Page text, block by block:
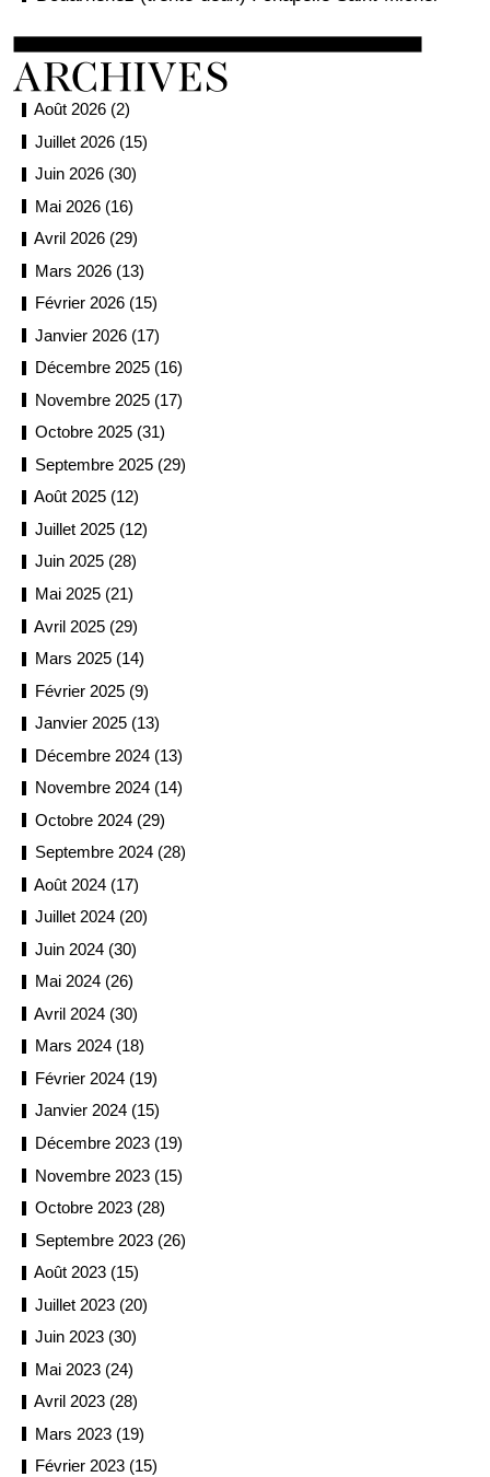
Août 2026 (2)
Juillet 2026 (15)
Juin 2026 (30)
Mai 2026 (16)
Avril 2026 (29)
Mars 2026 (13)
Février 2026 (15)
Janvier 2026 (17)
Décembre 2025 (16)
Novembre 2025 (17)
Octobre 2025 (31)
Septembre 2025 (29)
Août 2025 (12)
Juillet 2025 (12)
Juin 2025 (28)
Mai 2025 (21)
Avril 2025 (29)
Mars 2025 (14)
Février 2025 (9)
Janvier 2025 (13)
Décembre 2024 (13)
Novembre 2024 (14)
Octobre 2024 (29)
Septembre 2024 (28)
Août 2024 (17)
Juillet 2024 (20)
Juin 2024 (30)
Mai 2024 (26)
Avril 2024 (30)
Mars 2024 (18)
Février 2024 (19)
Janvier 2024 (15)
Décembre 2023 (19)
Novembre 2023 (15)
Octobre 2023 (28)
Septembre 2023 (26)
Août 2023 (15)
Juillet 2023 (20)
Juin 2023 (30)
Mai 2023 (24)
Avril 2023 (28)
Mars 2023 (19)
Février 2023 (15)